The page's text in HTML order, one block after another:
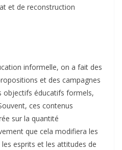
et de reconstruction
informelle, on a fait des
et des campagnes
objectifs éducatifs formels,
ces contenus
sur la quantité
que cela modifiera les
esprits et les attitudes de